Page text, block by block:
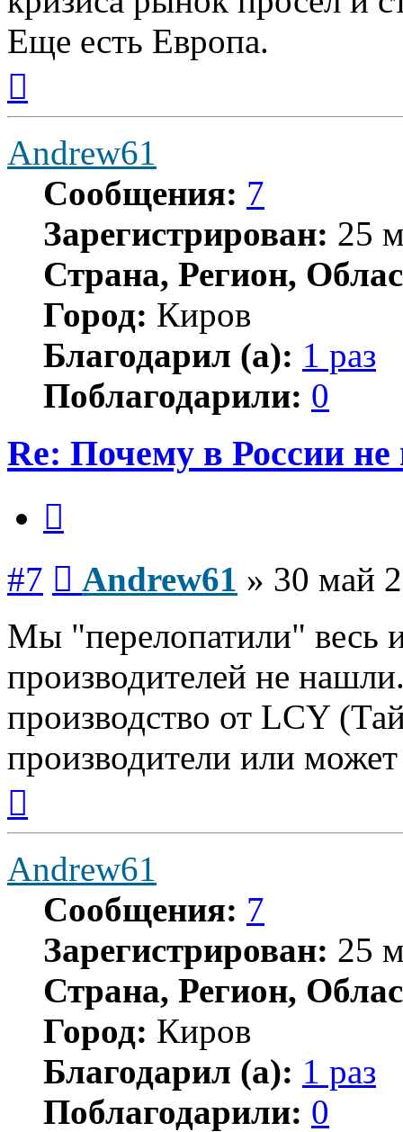
Еще есть Европа.
началу
Andrew61
Сообщения: 7
Зарегистрирован: 25
Страна, Регион,
Город: Киров
Благодарил (а): 1 раз
Поблагодарили: 0
Re: Почему в России не
#7 Andrew61 » 30 май
Мы "перелопатили" весь
производителей не
производство от LCY
производители или
началу
Andrew61
Сообщения: 7
Зарегистрирован: 25
Страна, Регион,
Город: Киров
Благодарил (а): 1 раз
Поблагодарили: 0